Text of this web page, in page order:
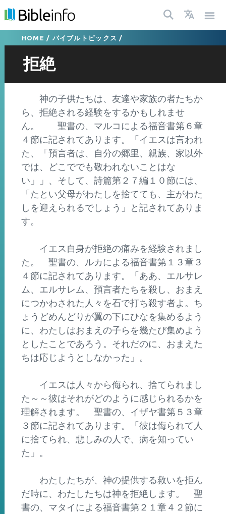
HOME / バイブルトピックス /
拒絶
神の子供たちは、友達や家族の者たちか
ら、拒絶される経験をするかもしれませ
ん。 聖書の、マルコによる福音書第６章
４節に記されてあります。「イエスは言われ
た、「預言者は、自分の郷里、親族、家以外
では、どこででも敬われないことはな
い」」、そして、詩篇第２７編１０節には、
「たとい父母がわたしを捨てても、主がわた
しを迎えられるでしょう」と記されてありま
す。
イエス自身が拒絶の痛みを経験されまし
た。 聖書の、ルカによる福音書第１３章３
４節に記されてあります。「ああ、エルサレ
ム、エルサレム、預言者たちを殺し、おまえ
につかわされた人々を石で打ち殺す者よ。ち
ょうどめんどりが翼の下にひなを集めるよう
に、わたしはおまえの子らを幾たび集めよう
としたことであろう。それだのに、おまえた
ちは応じようとしなかった」。
イエスは人々から侮られ、捨てられまし
た～～彼はそれがどのように感じられるかを
理解されます。 聖書の、イザヤ書第５３章
３節に記されてあります。「彼は侮られて人
に捨てられ、悲しみの人で、病を知ってい
た」。
わたしたちが、神の提供する救いを拒ん
だ時に、わたしたちは神を拒絶します。 聖
書の、マタイによる福音書第２１章４２節に